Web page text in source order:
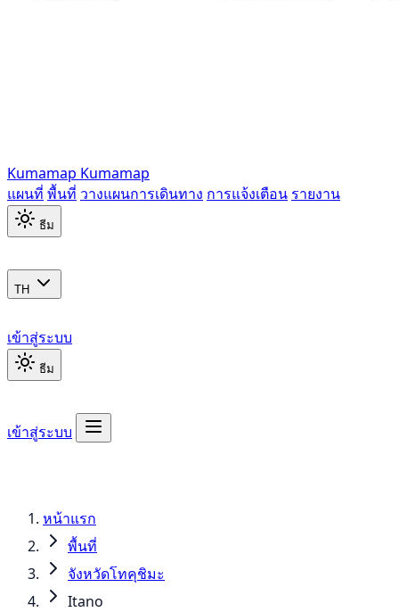
Kumamap Kumamap
แผนที่ พื้นที่ วางแผนการเดินทาง การแจ้งเตือน รายงาน
ธีม
TH
เข้าสู่ระบบ
ธีม
เข้าสู่ระบบ
หน้าแรก
พื้นที่
จังหวัดโทคุชิมะ
Itano